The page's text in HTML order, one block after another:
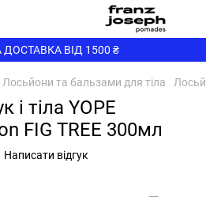
ВІД 1500 ₴
Лосьйони та бальзами для тіла
і тіла YOPE
FIG TREE 300мл
Написати відгук